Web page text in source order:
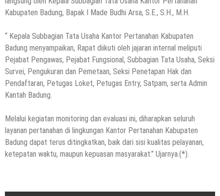
Kabupaten Badung, Bapak I Made Budhi Arsa, S.E., S.H., M.H.
“ Kepala Subbagian Tata Usaha Kantor Pertanahan Kabupaten
Badung menyampaikan, Rapat diikuti oleh jajaran internal meliputi
Pejabat Pengawas, Pejabat Fungsional, Subbagian Tata Usaha, Seksi
Survei, Pengukuran dan Pemetaan, Seksi Penetapan Hak dan
Pendaftaran, Petugas Loket, Petugas Entry, Satpam, serta Admin
Kantah Badung.
Melalui kegiatan monitoring dan evaluasi ini, diharapkan seluruh
layanan pertanahan di lingkungan Kantor Pertanahan Kabupaten
Badung dapat terus ditingkatkan, baik dari sisi kualitas pelayanan,
ketepatan waktu, maupun kepuasan masyarakat.” Ujarnya.(*).